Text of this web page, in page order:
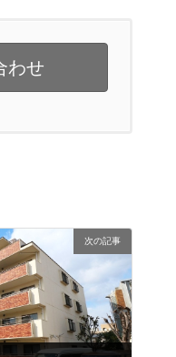
わせ
次の記事